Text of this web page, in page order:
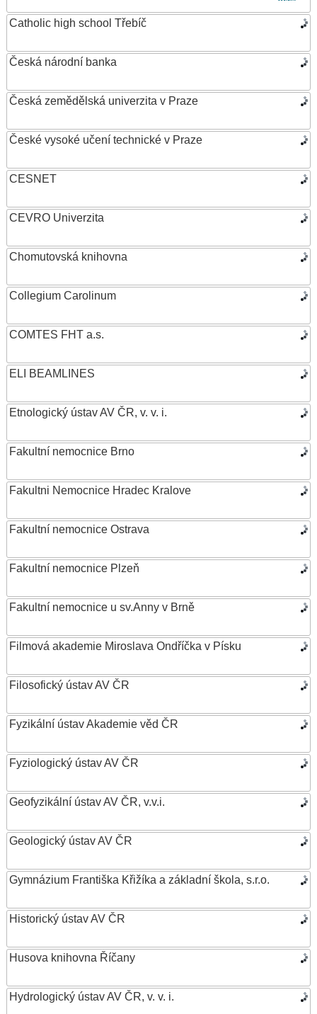
Catholic high school Třebíč
Česká národní banka
Česká zemědělská univerzita v Praze
České vysoké učení technické v Praze
CESNET
CEVRO Univerzita
Chomutovská knihovna
Collegium Carolinum
COMTES FHT a.s.
ELI BEAMLINES
Etnologický ústav AV ČR, v. v. i.
Fakultní nemocnice Brno
Fakultni Nemocnice Hradec Kralove
Fakultní nemocnice Ostrava
Fakultní nemocnice Plzeň
Fakultní nemocnice u sv.Anny v Brně
Filmová akademie Miroslava Ondříčka v Písku
Filosofický ústav AV ČR
Fyzikální ústav Akademie věd ČR
Fyziologický ústav AV ČR
Geofyzikální ústav AV ČR, v.v.i.
Geologický ústav AV ČR
Gymnázium Františka Křižíka a základní škola, s.r.o.
Historický ústav AV ČR
Husova knihovna Říčany
Hydrologický ústav AV ČR, v. v. i.